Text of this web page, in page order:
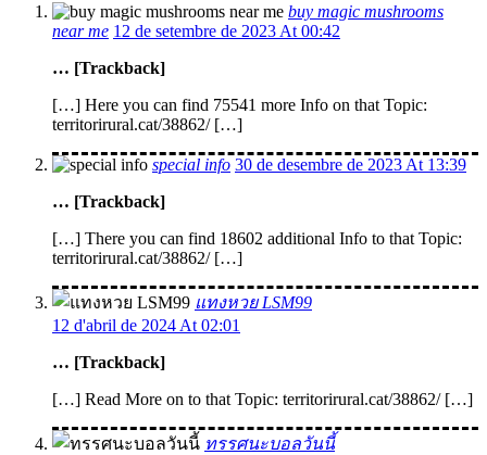
buy magic mushrooms
near me 12 de setembre de 2023 At 00:42
… [Trackback]
[…] Here you can find 75541 more Info on that Topic:
territorirural.cat/38862/ […]
special info 30 de desembre de 2023 At 13:39
… [Trackback]
[…] There you can find 18602 additional Info to that Topic:
territorirural.cat/38862/ […]
แทงหวย LSM99
12 d'abril de 2024 At 02:01
… [Trackback]
[…] Read More on to that Topic: territorirural.cat/38862/ […]
ทรรศนะบอลวันนี้